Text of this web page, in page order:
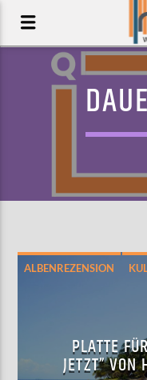
DEATH VALLEY
ALBENREZENSION
PLATTE
JETZT” VON